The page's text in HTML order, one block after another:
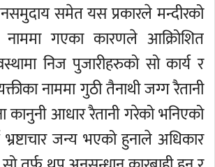
समेत यस प्रकारले मन्दीरको
नाममा गएका कारणले आक्रिोशित
निज पुजारीहरुको सो कार्य र
नाममा गुठी तैनाथी जग्ग रैतानी
कानुनी आधार रैतानी गरेको भनिएको
जन्य भएको हुनाले अधिकार